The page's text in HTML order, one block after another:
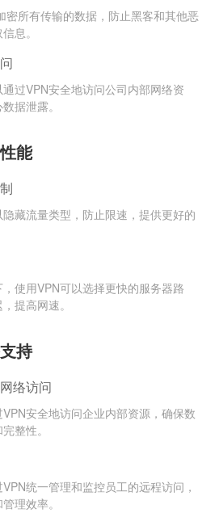
密所有传输的数据，防止黑客和其他恶
息。
过VPN安全地访问公司内部网络资
据泄露。
能
藏流量类型，防止限速，提供更好的
使用VPN可以选择更快的服务器路
提高网速。
持
络访问
安全地访问企业内部资源，确保数
整性。
统一管理和监控员工的远程访问，
理效率。